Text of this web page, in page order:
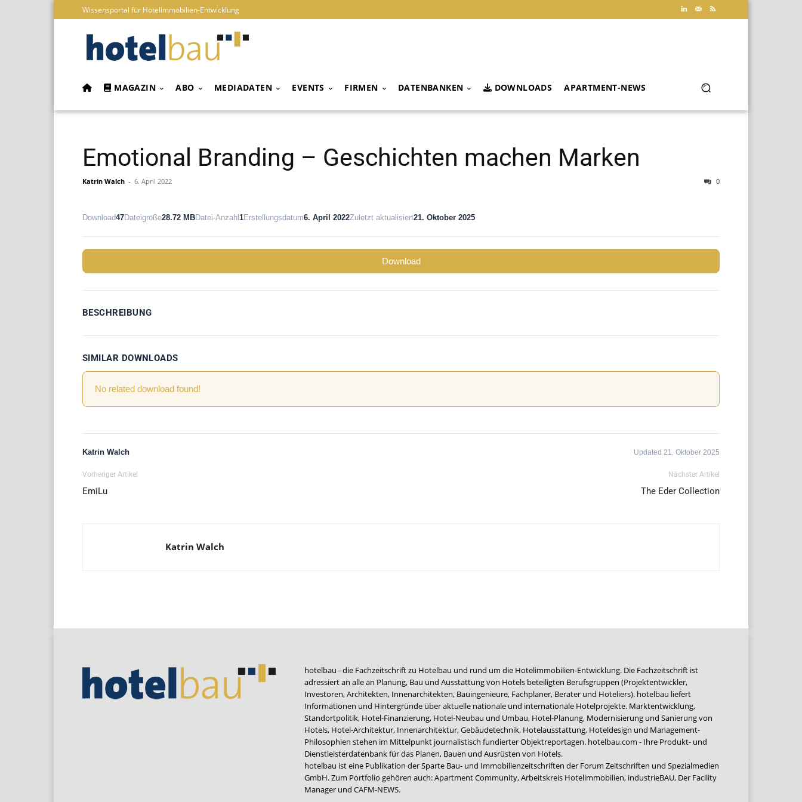
Wissensportal für Hotelimmobilien-Entwicklung
MAGAZIN ABO MEDIADATEN EVENTS FIRMEN DATENBANKEN DOWNLOADS APARTMENT-NEWS
Emotional Branding – Geschichten machen Marken
Katrin Walch - 6. April 2022 0
Download47Dateigröße28.72 MBDatei-Anzahl 1Erstellungsdatum6. April 2022Zuletzt aktualisiert21. Oktober 2025
Download
BESCHREIBUNG
SIMILAR DOWNLOADS
No related download found!
Katrin Walch Updated 21. Oktober 2025
Vorheriger Artikel
EmiLu
Nächster Artikel
The Eder Collection
Katrin Walch
hotelbau - die Fachzeitschrift zu Hotelbau und rund um die Hotelimmobilien-Entwicklung. Die Fachzeitschrift ist
adressiert an alle an Planung, Bau und Ausstattung von Hotels beteiligten Berufsgruppen (Projektentwickler,
Investoren, Architekten, Innenarchitekten, Bauingenieure, Fachplaner, Berater und Hoteliers). hotelbau liefert
Informationen und Hintergründe über aktuelle nationale und internationale Hotelprojekte. Marktentwicklung,
Standortpolitik, Hotel-Finanzierung, Hotel-Neubau und Umbau, Hotel-Planung, Modernisierung und Sanierung von
Hotels, Hotel-Architektur, Innenarchitektur, Gebäudetechnik, Hotelausstattung, Hoteldesign und Management-
Philosophien stehen im Mittelpunkt journalistisch fundierter Objektreportagen. hotelbau.com - Ihre Produkt- und
Dienstleisterdatenbank für das Planen, Bauen und Ausrüsten von Hotels.
hotelbau ist eine Publikation der Sparte Bau- und Immobilienzeitschriften der Forum Zeitschriften und Spezialmedien
GmbH. Zum Portfolio gehören auch:Apartment Community,Arbeitskreis Hotelimmobilien, industrieBAU, Der Facility
Manager und CAFM-NEWS.